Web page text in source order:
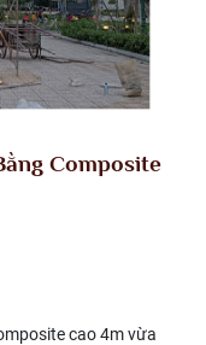
Composite
cao 4m vừa